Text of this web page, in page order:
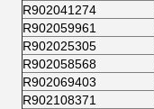
R902041274
R902059961
R902025305
R902058568
R902069403
R902108371